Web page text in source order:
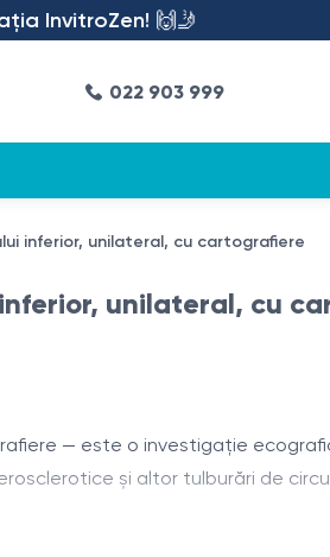
InvitroZen! 🙌🤳
022 903 999
inferior, unilateral, cu cartografiere
unilateral, cu
— este o investigație
și altor tulburări de